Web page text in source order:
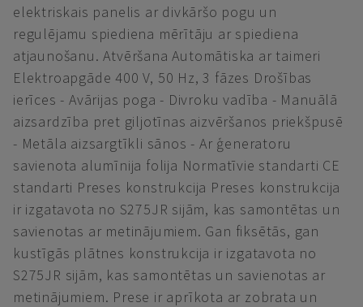
elektriskais panelis ar divkāršo pogu un
regulējamu spiediena mērītāju ar spiediena
atjaunošanu. Atvēršana Automātiska ar taimeri
Elektroapgāde 400 V, 50 Hz, 3 fāzes Drošības
ierīces - Avārijas poga - Divroku vadība - Manuālā
aizsardzība pret giljotīnas aizvēršanos priekšpusē
- Metāla aizsargtīkli sānos - Ar ģeneratoru
savienota alumīnija folija Normatīvie standarti CE
standarti Preses konstrukcija Preses konstrukcija
ir izgatavota no S275JR sijām, kas samontētas un
savienotas ar metinājumiem. Gan fiksētās, gan
kustīgās plātnes konstrukcija ir izgatavota no
S275JR sijām, kas samontētas un savienotas ar
metinājumiem. Prese ir aprīkota ar zobrata un